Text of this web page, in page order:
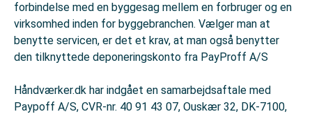
forbindelse med en byggesag mellem en forbruger og en
virksomhed inden for byggebranchen. Vælger man at
benytte servicen, er det et krav, at man også benytter
den tilknyttede deponeringskonto fra PayProff A/S
Håndværker.dk har indgået en samarbejdsaftale med
Paypoff A/S, CVR-nr. 40 91 43 07, Ouskær 32, DK-7100,